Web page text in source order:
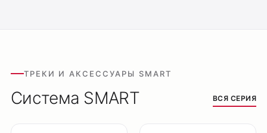
ТРЕКИ И АКСЕССУАРЫ SMART
Система SMART ВСЯ СЕРИЯ
Подсветка ступеней
Демооборудование